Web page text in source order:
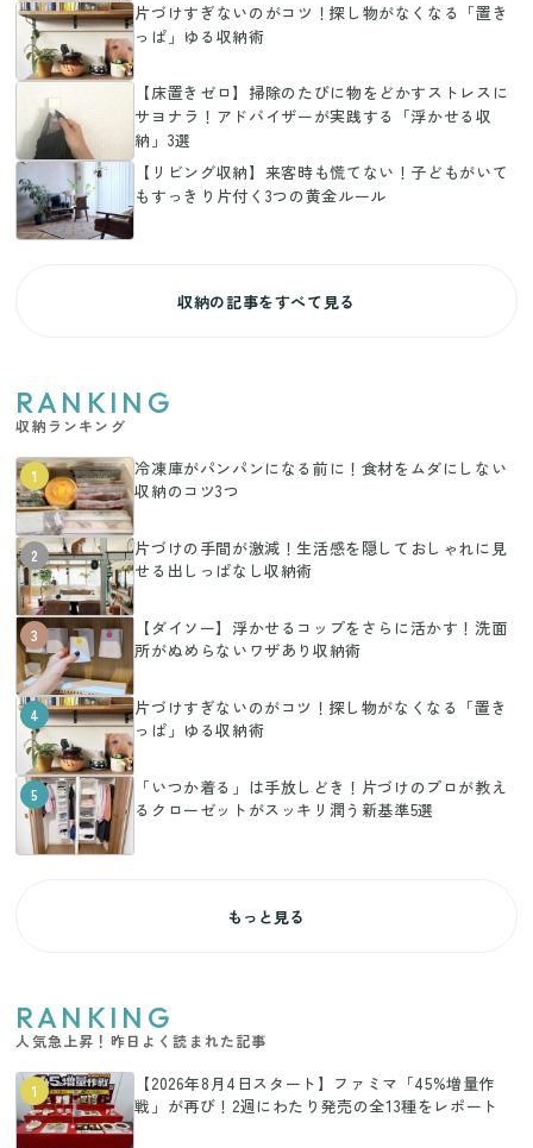
片づけすぎないのがコツ！探し物がなくなる「置き
っぱ」ゆる収納術
【床置きゼロ】掃除のたびに物をどかすストレスに
サヨナラ！アドバイザーが実践する「浮かせる収
納」3選
【リビング収納】来客時も慌てない！子どもがいて
もすっきり片付く3つの黄金ルール
収納の記事をすべて見る
RANKING
収納ランキング
1
冷凍庫がパンパンになる前に！食材をムダにしない
収納のコツ3つ
2
片づけの手間が激減！生活感を隠しておしゃれに見
せる出しっぱなし収納術
3
【ダイソー】浮かせるコップをさらに活かす！洗面
所がぬめらないワザあり収納術
4
片づけすぎないのがコツ！探し物がなくなる「置き
っぱ」ゆる収納術
5
「いつか着る」は手放しどき！片づけのプロが教え
るクローゼットがスッキリ潤う新基準5選
もっと見る
RANKING
人気急上昇！昨日よく読まれた記事
1
【2026年8月4日スタート】ファミマ「45%増量作
戦」が再び！2週にわたり発売の全13種をレポート